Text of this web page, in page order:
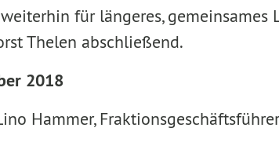
für längeres,
Thelen abschließend.
2018
Hammer, Fraktionsgeschäftsführer